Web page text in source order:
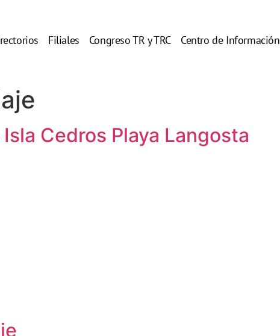
Filiales Congreso TR y TRC Centro de Información
Cedros Playa Langosta